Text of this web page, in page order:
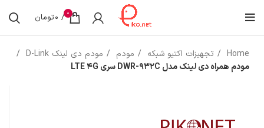
0
/
0تومان
Home تجهیزات اکتیو شبکه مودم
مودم دی لینک D-Link
مودم همراه دی لینک مدل DWR-932C سری LTE 4G